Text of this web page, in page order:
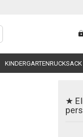
★